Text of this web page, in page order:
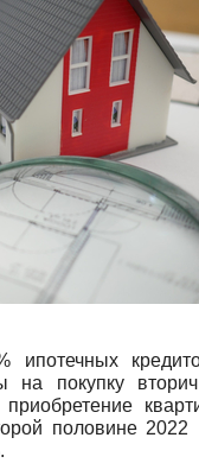
ипотечных
покупку
половине 2022